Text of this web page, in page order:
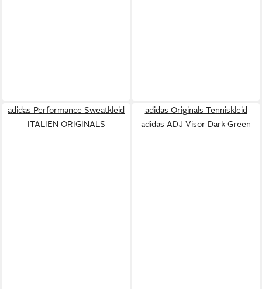
adidas Performance Sweatkleid
ITALIEN ORIGINALS
adidas Originals Tenniskleid
adidas ADJ Visor Dark Green